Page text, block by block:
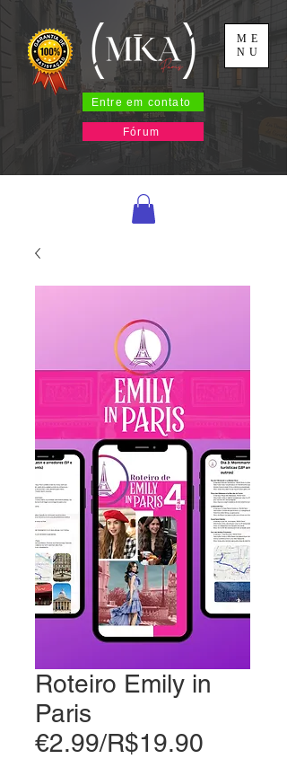
Entre em contato
ME
NU
Fórum
Roteiro Emily in
Paris
€2.99/R$19.90